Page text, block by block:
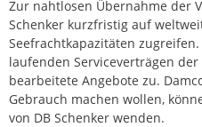
Zur nahtlosen Übernahme der
Schenker kurzfristig auf
Seefrachtkapazitäten
laufenden Serviceverträgen
bearbeitete Angebote zu.
Gebrauch machen wollen,
von DB Schenker wenden.